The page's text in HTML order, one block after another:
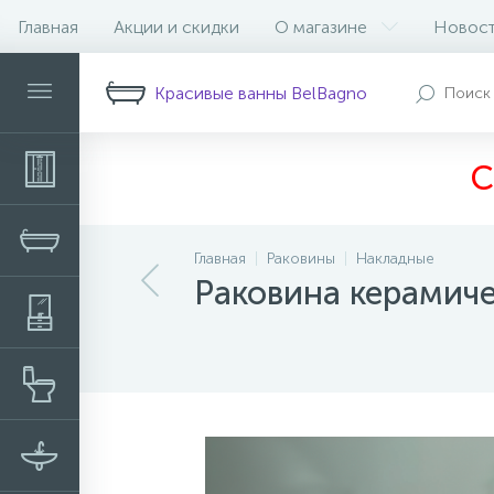
Главная Акции и скидки О магазине
Красивые ванны BelBagno
Главная Раковины Накладные
Раковина
Описание Характеристики